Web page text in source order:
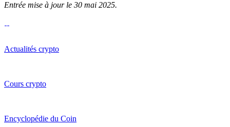
Entrée mise à jour le 30 mai 2025.
Actualités crypto
Cours crypto
Encyclopédie du Coin